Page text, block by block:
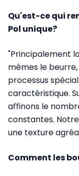
Qu'est-ce qui
Pol unique?
"Principalement
mêmes le
processus
caractéristique.
affinons le
constantes.
une texture
Comment les